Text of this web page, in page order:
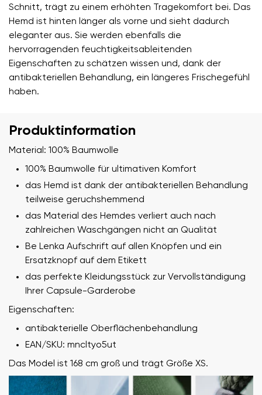
Schnitt, trägt zu einem erhöhten Tragekomfort bei. Das
Hemd ist hinten länger als vorne und sieht dadurch
eleganter aus. Sie werden ebenfalls die
hervorragenden feuchtigkeitsableitenden
Eigenschaften zu schätzen wissen und, dank der
antibakteriellen Behandlung, ein längeres Frischegefühl
haben.
Produktinformation
Material: 100% Baumwolle
100% Baumwolle für ultimativen Komfort
das Hemd ist dank der antibakteriellen Behandlung
teilweise geruchshemmend
das Material des Hemdes verliert auch nach
zahlreichen Waschgängen nicht an Qualität
Be Lenka Aufschrift auf allen Knöpfen und ein
Ersatzknopf auf dem Etikett
das perfekte Kleidungsstück zur Vervollständigung
Ihrer Capsule-Garderobe
Eigenschaften:
antibakterielle Oberflächenbehandlung
EAN/SKU: mncltyo5ut
Das Model ist 168 cm groß und trägt Größe XS.